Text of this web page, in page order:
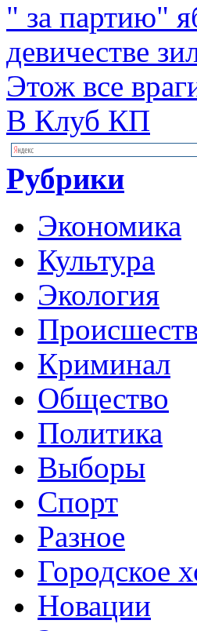
" за партию"
девичестве
Этож все
В Клуб КП
Рубрики
Экономика
Культура
Экология
Криминал
Общество
Политика
Выборы
Спорт
Разное
Городское
Новации